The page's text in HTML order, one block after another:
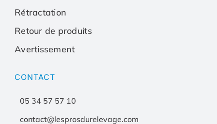
Rétractation
Retour de produits
Avertissement
CONTACT
05 34 57 57 10
contact@lesprosdurelevage.com